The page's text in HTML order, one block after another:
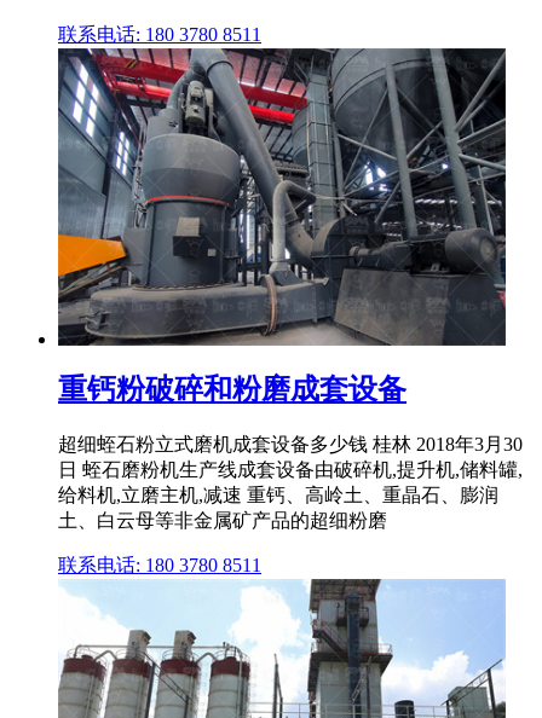
联系电话: 180 3780 8511
重钙粉破碎和粉磨成套设备
超细蛭石粉立式磨机成套设备多少钱 桂林 2018年3月30
日 蛭石磨粉机生产线成套设备由破碎机,提升机,储料罐,
给料机,立磨主机,减速 重钙、高岭土、重晶石、膨润
土、白云母等非金属矿产品的超细粉磨
联系电话: 180 3780 8511